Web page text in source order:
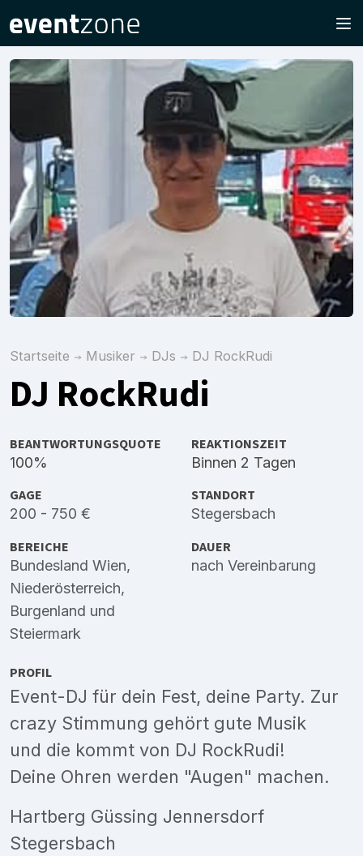
Startseite Musiker DJs DJ RockRudi
DJ RockRudi
BEANTWORTUNGSQUOTE
100%
REAKTIONSZEIT
Binnen 2 Tagen
GAGE
200 - 750 €
STANDORT
Stegersbach
BEREICHE
Bundesland Wien,
Niederösterreich,
Burgenland und
Steiermark
DAUER
nach Vereinbarung
PROFIL
Event-DJ für dein Fest, deine Party. Zur
crazy Stimmung gehört gute Musik
und die kommt von DJ RockRudi!
Deine Ohren werden "Augen" machen.
Hartberg Güssing Jennersdorf
Stegersbach